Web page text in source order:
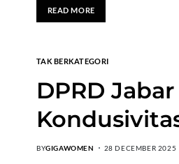
READ MORE
TAK BERKATEGORI
DPRD
BYGIGAWOMEN 28 DECEMBER 2025